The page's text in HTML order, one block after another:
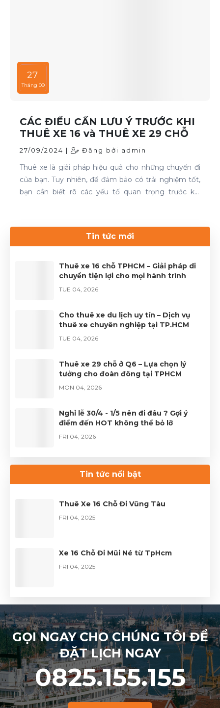
27
Tháng 09
CÁC ĐIỀU CẦN LƯU Ý TRƯỚC KHI
THUÊ XE 16 và THUÊ XE 29 CHỖ
27/09/2024 | Đăng bởi admin
Thuê xe là giải pháp hiệu quả cho những chuyến đi
của bạn. Tuy nhiên, để đảm bảo có trải nghiệm tốt,
bạn cần biết rõ các yếu tố quan trọng trước khi
dịch vụ thuê xe uy tín, hãy liên hệ với Thuê xe Phong
Cảnh để được phục vụ tốt nhất.Liên hệ 0899 78
Tin tức mới
Thuê xe 16 chỗ TPHCM – Giải pháp di
chuyển tiện lợi cho mọi hành trình
TUE 04, 2026
Cho thuê xe du lịch uy tín – Dịch vụ
thuê xe chuyên nghiệp tại TP.HCM
TUE 04, 2026
Thuê xe 29 chỗ ở Q6 – Lựa chọn lý
tưởng cho đoàn đông tại TPHCM
MON 04, 2026
Nghỉ lễ 30/4 - 1/5 nên đi đâu ? Gợi ý
điểm đến HOT không thể bỏ lỡ
FRI 04, 2026
– Hành trình đầy trọn vẹn
FRI 04, 2026
Tin tức nổi bật
Thuê Xe 16 Chỗ Đi Vũng Tàu
FRI 04, 2025
Xe 16 Chỗ Đi Mũi Né từ TpHcm
FRI 04, 2025
GỌI NGAY CHO CHÚNG TÔI ĐỂ
ĐẶT LỊCH NGAY
0825.155.155